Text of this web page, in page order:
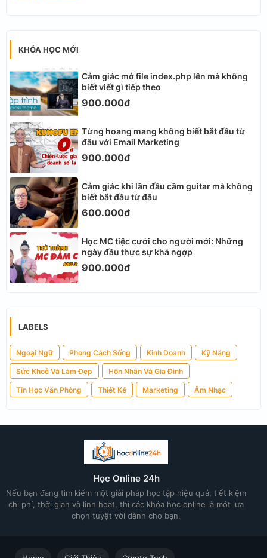
KHÓA HỌC MỚI
Cảm giác mở file index.php lên mà không
biết viết gì tiếp theo
900.000đ
Từng hoang mang không biết bắt đầu từ
đâu với Email Marketing
900.000đ
Cảm giác khi lần đầu cầm guitar mà không
biết bắt đầu từ đâu
600.000đ
Học MC tiệc cưới cho người mới: Những
ngày đầu thực sự khá ngợp
900.000đ
LABELS
Ngoại Ngữ Phong Cách Sống Kinh Doanh Kỹ Năng
Sức Khoẻ Và Làm Đẹp Hôn Nhân Và Gia Đình
Tin Học Văn Phòng Thiết Kế Marketing Âm Nhạc
Học Online 24h
Nếu bạn đang tìm kiếm một giải pháp học tập hiệu quả, tiết kiệm
chi phí, thời gian và linh hoạt, thì các khóa học online là một lựa
chọn tuyệt vời dành cho bạn.